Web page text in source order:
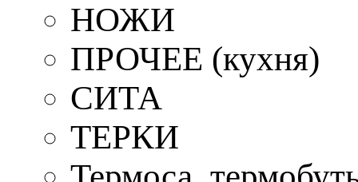
НОЖИ
ПРОЧЕЕ (кухня)
СИТА
ТЕРКИ